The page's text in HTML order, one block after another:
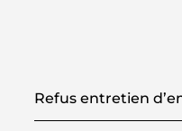
Refus entretien